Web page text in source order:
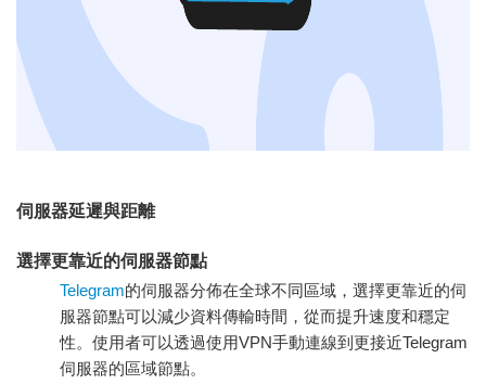
伺服器延遲與距離
選擇更靠近的伺服器節點
Telegram的伺服器分佈在全球不同區域，選擇更靠近的伺
服器節點可以減少資料傳輸時間，從而提升速度和穩定
性。使用者可以透過使用VPN手動連線到更接近Telegram
伺服器的區域節點。